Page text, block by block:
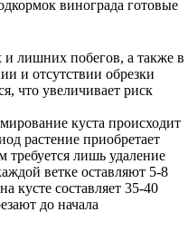
винограда готовые
и лишних побегов, а также в
и отсутствии обрезки
что увеличивает риск
куста происходит
растение приобретает
лишь удаление
ветке оставляют 5-8
кусте составляет 35-40
до начала